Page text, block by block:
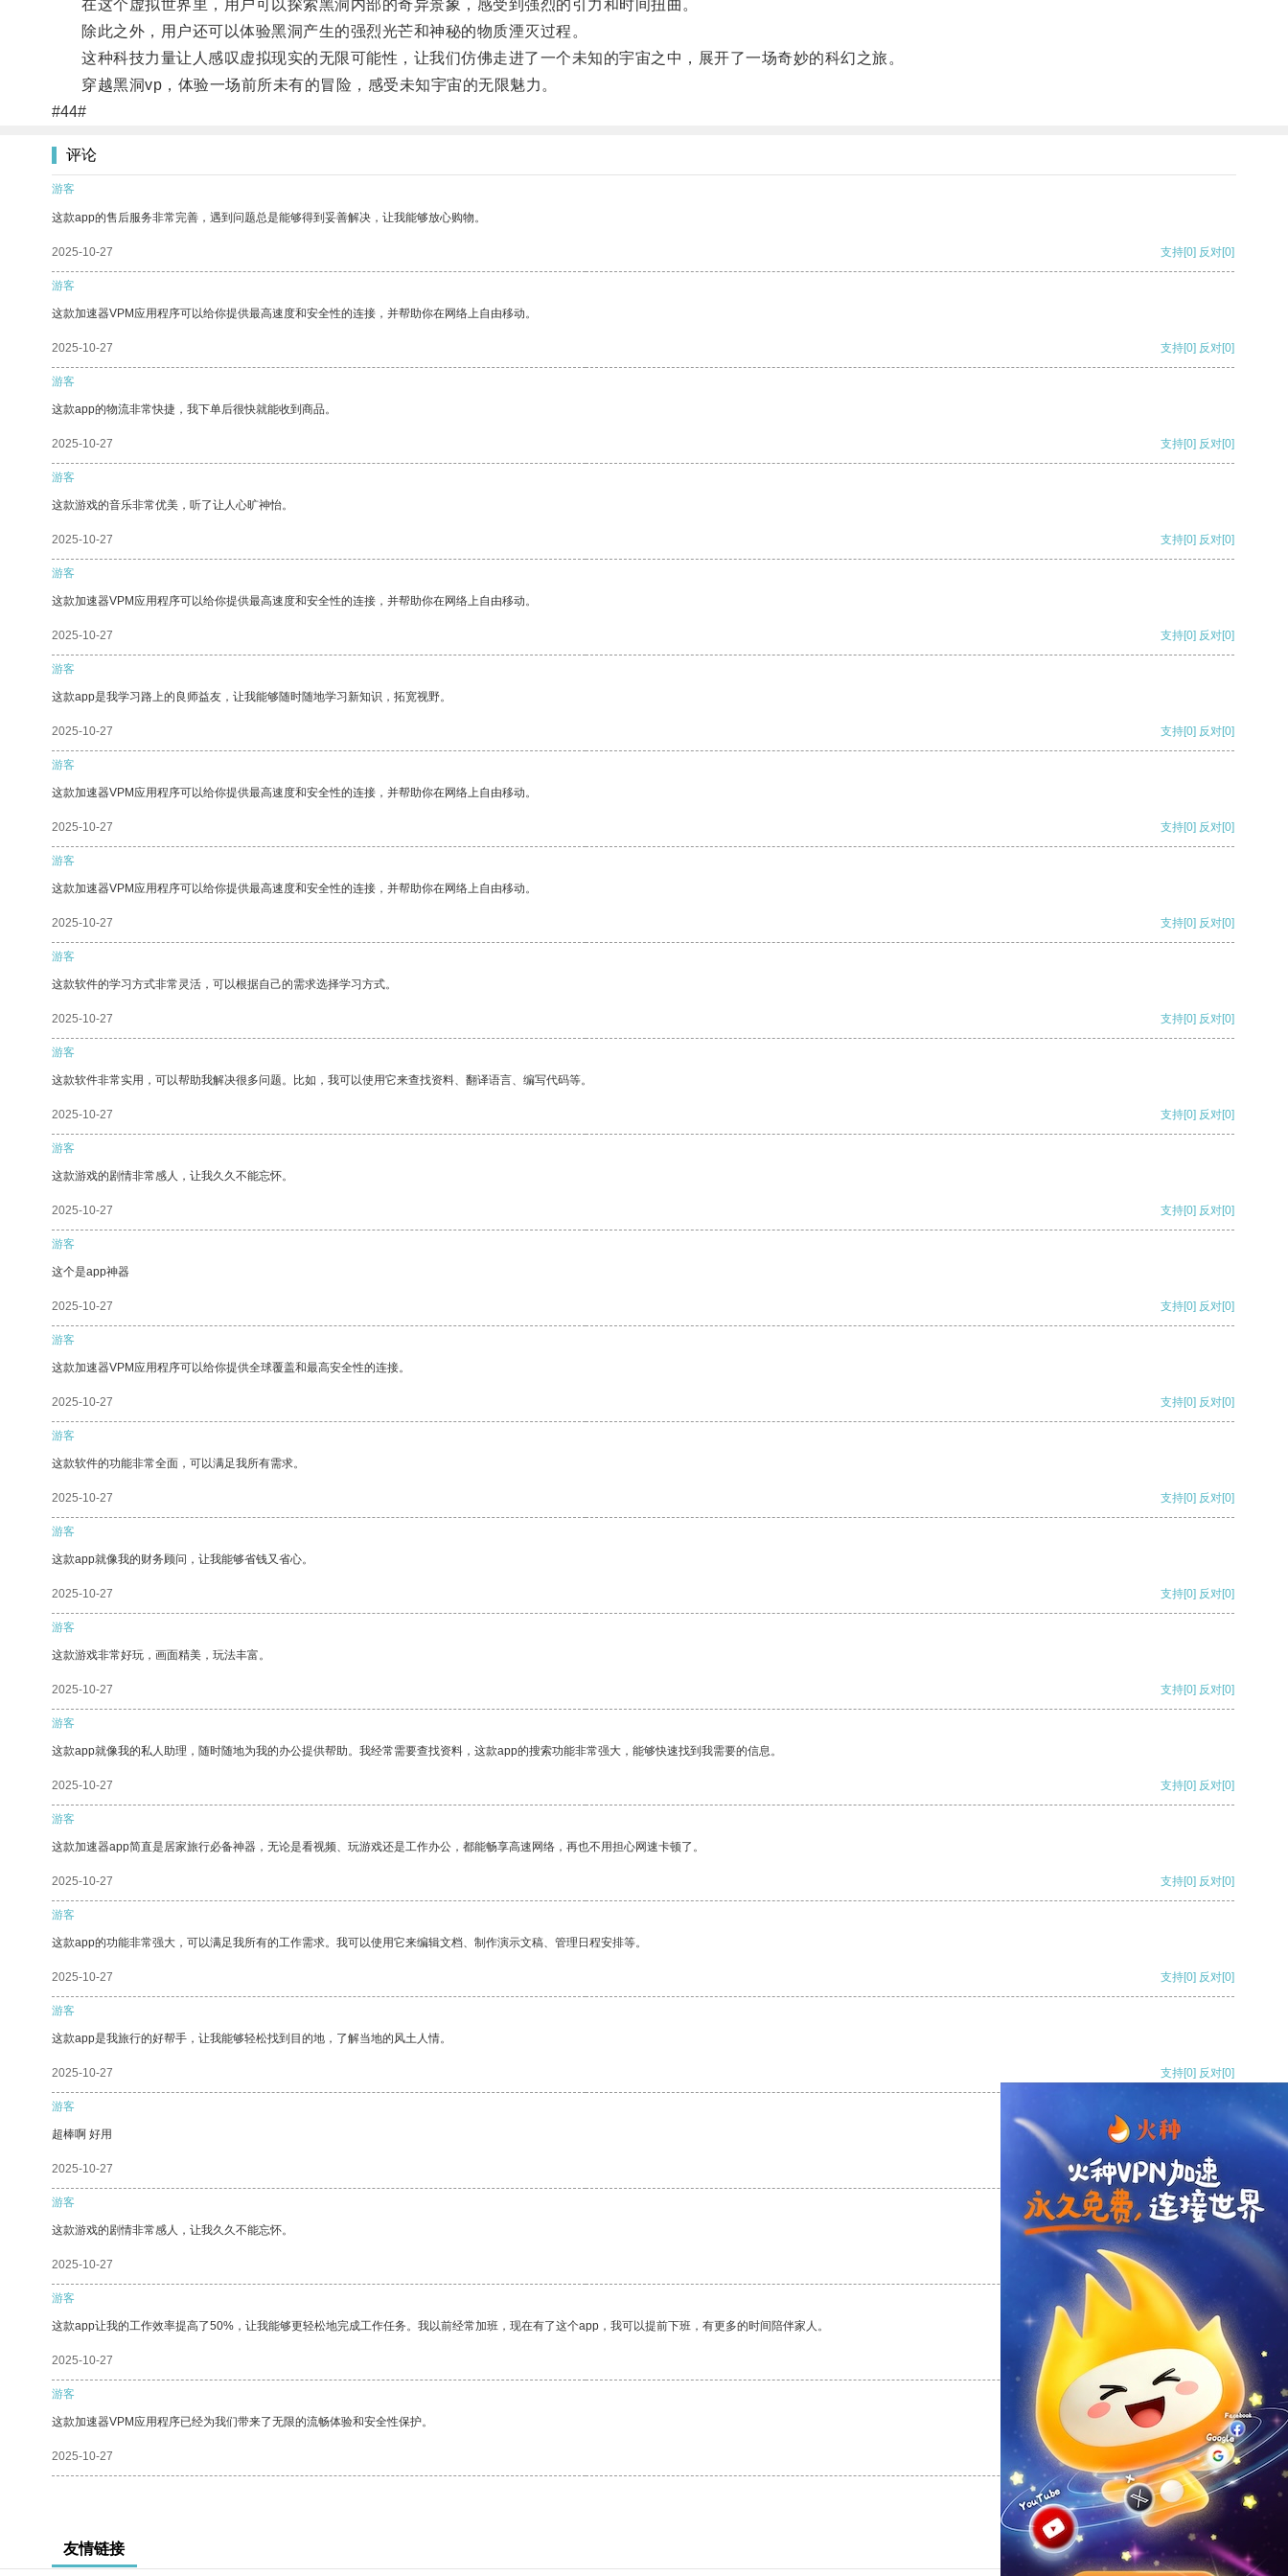
在这个虚拟世界里，用户可以探索黑洞内部的奇异景象，感受到强烈的引力和时间扭曲。
除此之外，用户还可以体验黑洞产生的强烈光芒和神秘的物质湮灭过程。
这种科技力量让人感叹虚拟现实的无限可能性，让我们仿佛走进了一个未知的宇宙之中，展开了一场奇妙的科幻之旅。
穿越黑洞vp，体验一场前所未有的冒险，感受未知宇宙的无限魅力。
#44#
评论
游客
这款app的售后服务非常完善，遇到问题总是能够得到妥善解决，让我能够放心购物。
2025-10-27 支持[0] 反对[0]
游客
这款加速器VPM应用程序可以给你提供最高速度和安全性的连接，并帮助你在网络上自由移动。
2025-10-27 支持[0] 反对[0]
游客
这款app的物流非常快捷，我下单后很快就能收到商品。
2025-10-27 支持[0] 反对[0]
游客
这款游戏的音乐非常优美，听了让人心旷神怡。
2025-10-27 支持[0] 反对[0]
游客
这款加速器VPM应用程序可以给你提供最高速度和安全性的连接，并帮助你在网络上自由移动。
2025-10-27 支持[0] 反对[0]
游客
这款app是我学习路上的良师益友，让我能够随时随地学习新知识，拓宽视野。
2025-10-27 支持[0] 反对[0]
游客
这款加速器VPM应用程序可以给你提供最高速度和安全性的连接，并帮助你在网络上自由移动。
2025-10-27 支持[0] 反对[0]
游客
这款加速器VPM应用程序可以给你提供最高速度和安全性的连接，并帮助你在网络上自由移动。
2025-10-27 支持[0] 反对[0]
游客
这款软件的学习方式非常灵活，可以根据自己的需求选择学习方式。
2025-10-27 支持[0] 反对[0]
游客
这款软件非常实用，可以帮助我解决很多问题。比如，我可以使用它来查找资料、翻译语言、编写代码等。
2025-10-27 支持[0] 反对[0]
游客
这款游戏的剧情非常感人，让我久久不能忘怀。
2025-10-27 支持[0] 反对[0]
游客
这个是app神器
2025-10-27 支持[0] 反对[0]
游客
这款加速器VPM应用程序可以给你提供全球覆盖和最高安全性的连接。
2025-10-27 支持[0] 反对[0]
游客
这款软件的功能非常全面，可以满足我所有需求。
2025-10-27 支持[0] 反对[0]
游客
这款app就像我的财务顾问，让我能够省钱又省心。
2025-10-27 支持[0] 反对[0]
游客
这款游戏非常好玩，画面精美，玩法丰富。
2025-10-27 支持[0] 反对[0]
游客
这款app就像我的私人助理，随时随地为我的办公提供帮助。我经常需要查找资料，这款app的搜索功能非常强大，能够快速找到我需要的信息。
2025-10-27 支持[0] 反对[0]
游客
这款加速器app简直是居家旅行必备神器，无论是看视频、玩游戏还是工作办公，都能畅享高速网络，再也不用担心网速卡顿了。
2025-10-27 支持[0] 反对[0]
游客
这款app的功能非常强大，可以满足我所有的工作需求。我可以使用它来编辑文档、制作演示文稿、管理日程安排等。
2025-10-27 支持[0] 反对[0]
游客
这款app是我旅行的好帮手，让我能够轻松找到目的地，了解当地的风土人情。
2025-10-27 支持[0] 反对[0]
游客
超棒啊 好用
2025-10-27 支持[0] 反对
游客
这款游戏的剧情非常感人，让我久久不能忘怀。
2025-10-27 支持
游客
这款app让我的工作效率提高了50%，让我能够更轻松地完成工作任务。我以前经常加班，现在有了这个app，我可以提前下班，有更多的时间陪伴家人。
2025-10-27 反对 [0]
游客
这款加速器VPM应用程序已经为我们带来了无限的流畅体验和安全性保护。
2025-10-27 支持[0] 反对[0]
友情链接